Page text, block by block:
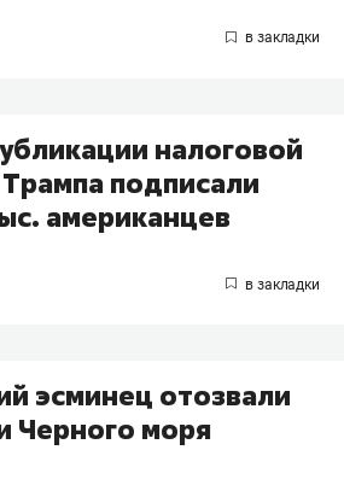
налоговой
подписали
американцев
эсминец отозвали
Черного моря